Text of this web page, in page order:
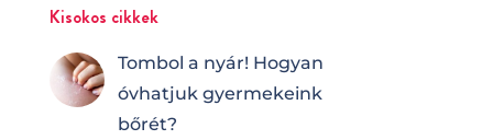
Kisokos cikkek
Tombol a nyár! Hogyan
óvhatjuk gyermekeink
bőrét?